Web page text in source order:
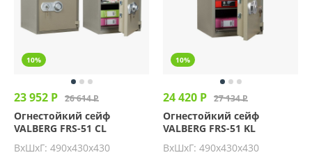
10%
23 952 Р 26 614 Р
Огнестойкий сейф
VALBERG FRS-51 CL
ВхШхГ: 490х430х430
10%
24 420 Р 27 134 Р
Огнестойкий сейф
VALBERG FRS-51 KL
ВхШхГ: 490х430х430